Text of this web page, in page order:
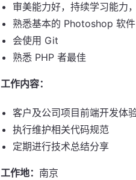
审美能力好，持续学习能力
熟悉基本的 Photoshop 软件
会使用 Git
熟悉 PHP 者最佳
工作内容：
客户及公司项目前端开发体
执行维护相关代码规范
定期进行技术总结分享
工作地： 南京